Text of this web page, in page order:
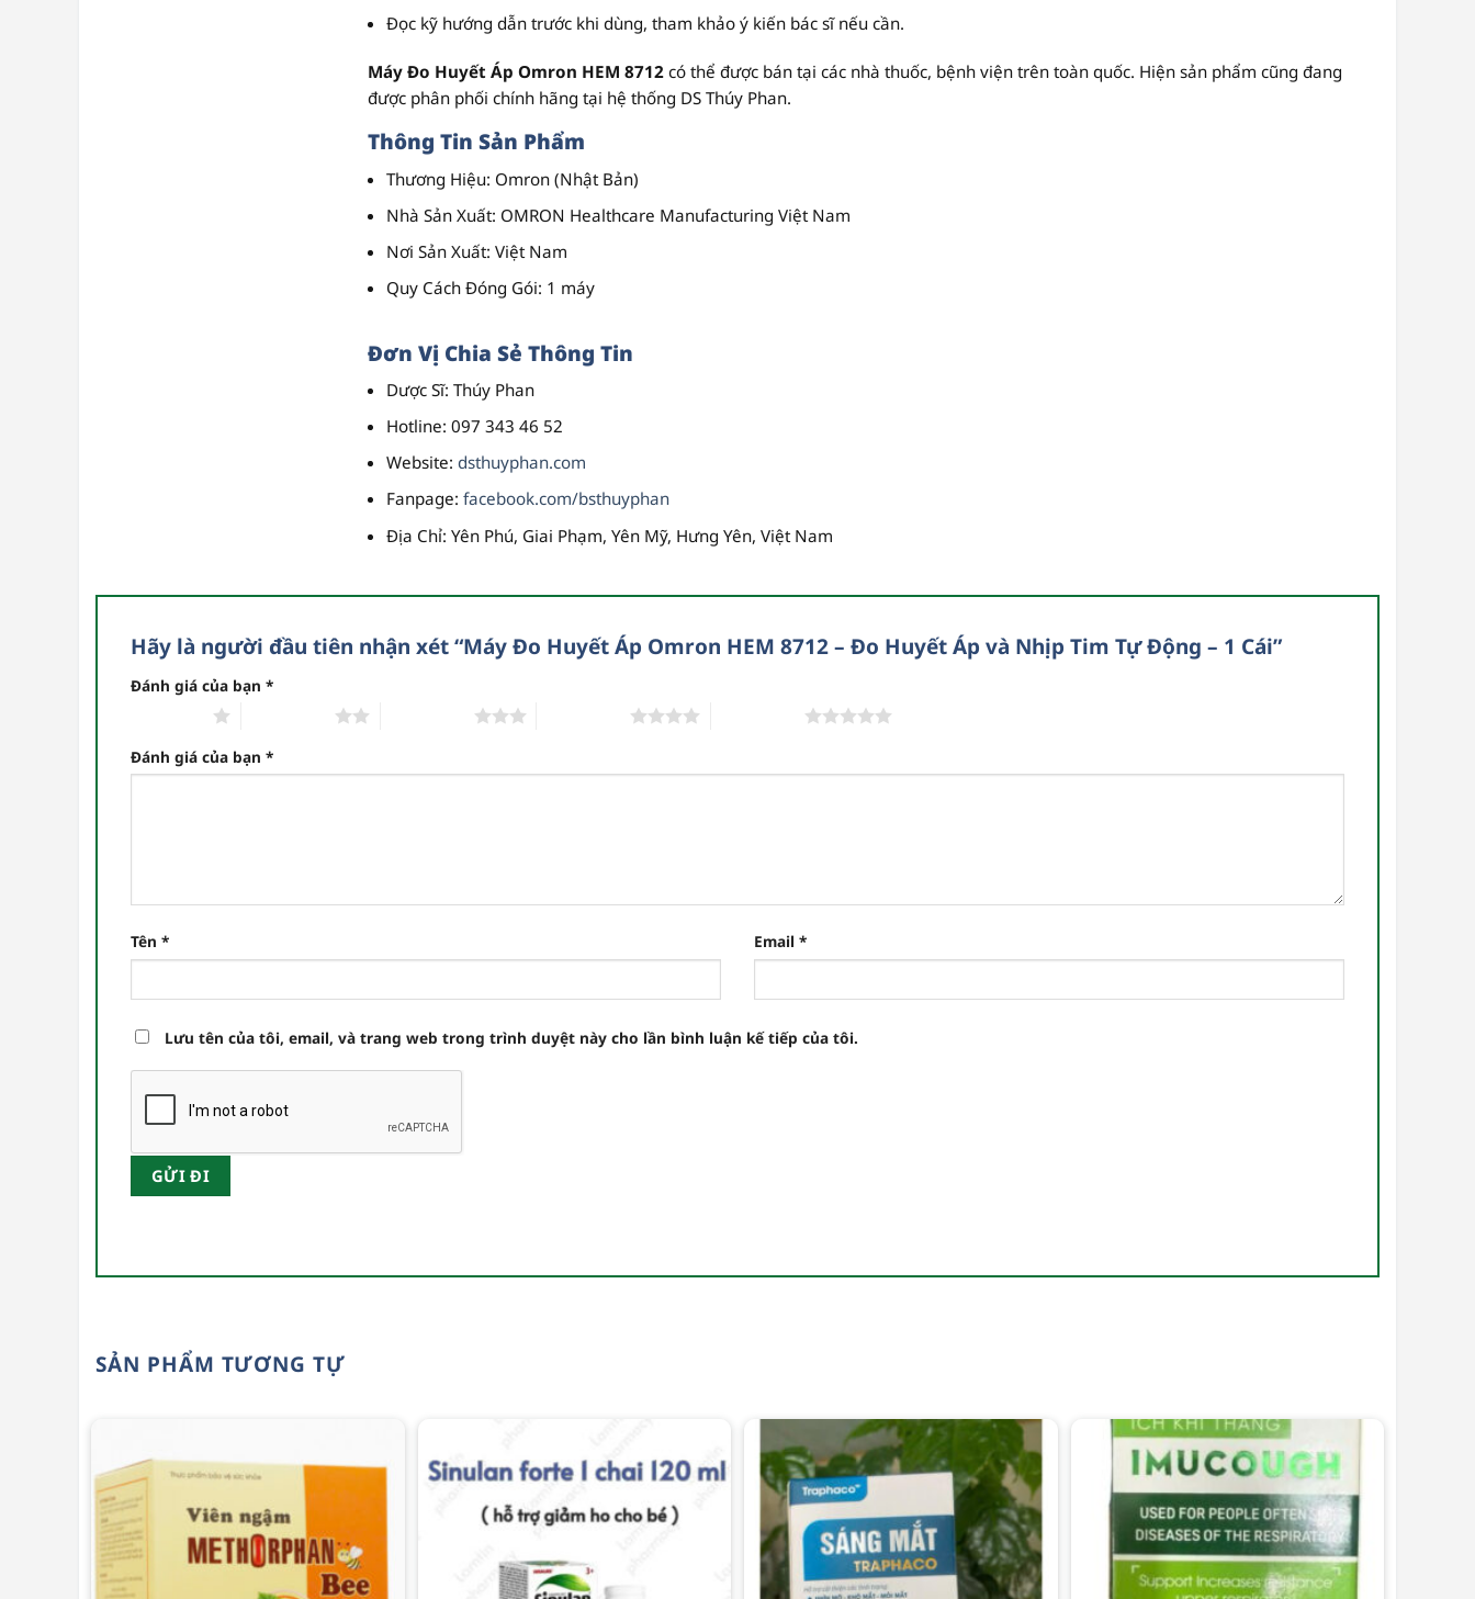
Đọc kỹ hướng dẫn trước khi dùng, tham khảo ý kiến bác sĩ nếu cần.
Máy Đo Huyết Áp Omron HEM 8712 có thể được bán tại các nhà thuốc, bệnh viện trên toàn quốc. Hiện sản phẩm cũng đang
được phân phối chính hãng tại hệ thống DS Thúy Phan.
Thông Tin Sản Phẩm
Thương Hiệu: Omron (Nhật Bản)
Nhà Sản Xuất: OMRON Healthcare Manufacturing Việt Nam
Nơi Sản Xuất: Việt Nam
Quy Cách Đóng Gói: 1 máy
Đơn Vị Chia Sẻ Thông Tin
Dược Sĩ: Thúy Phan
Hotline: 097 343 46 52
Website: dsthuyphan.com
Fanpage: facebook.com/bsthuyphan
Địa Chỉ: Yên Phú, Giai Phạm, Yên Mỹ, Hưng Yên, Việt Nam
Hãy là người đầu tiên nhận xét “Máy Đo Huyết Áp Omron HEM 8712 – Đo Huyết Áp và Nhịp Tim Tự Động – 1 Cái”
Đánh giá của bạn *
Đánh giá của bạn *
Tên * Email *
Lưu tên của tôi, email, và trang web trong trình duyệt này cho lần bình luận kế tiếp của tôi.
SẢN PHẨM TƯƠNG TỰ